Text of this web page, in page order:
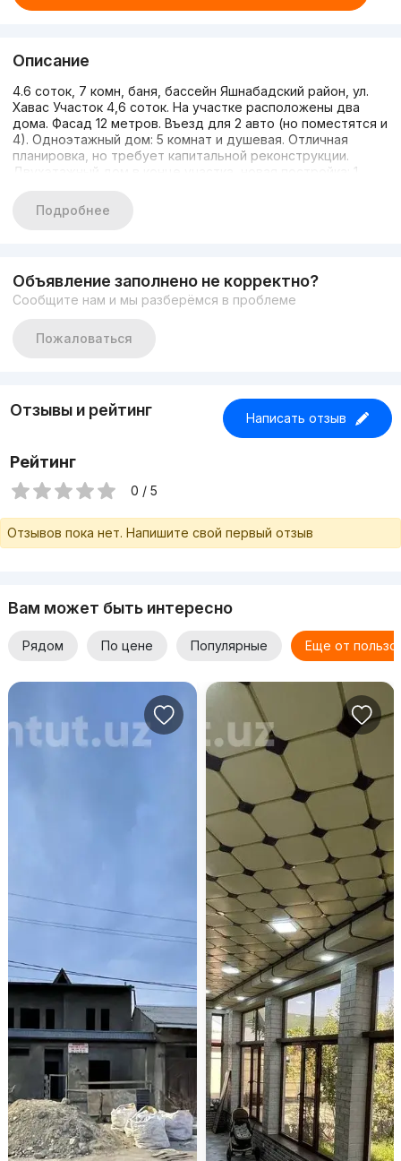
Описание
4.6 соток, 7 комн, баня, бассейн Яшнабадский район, ул.
Хавас Участок 4,6 соток. На участке расположены два
дома. Фасад 12 метров. Въезд для 2 авто (но поместятся и
4). Одноэтажный дом: 5 комнат и душевая. Отличная
планировка, но требует капитальной реконструкции.
Двухэтажный дом в конце участка, новая постройка: 1
отдельного входа баня МОЖНО ЧАСТИЧНО В ИПОТЕКУ
+998917841982
Подробнее
Объявление заполнено не корректно?
Сообщите нам и мы разберёмся в проблеме
Пожаловаться
Отзывы и рейтинг Написать отзыв
Рейтинг
0 / 5
Отзывов пока нет. Напишите свой первый отзыв
Вам может быть интересно
Рядом По цене Популярные Еще от